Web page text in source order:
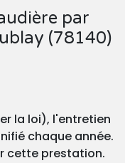
par
(78140)
la loi), l'entretien
chaque année.
cette prestation.